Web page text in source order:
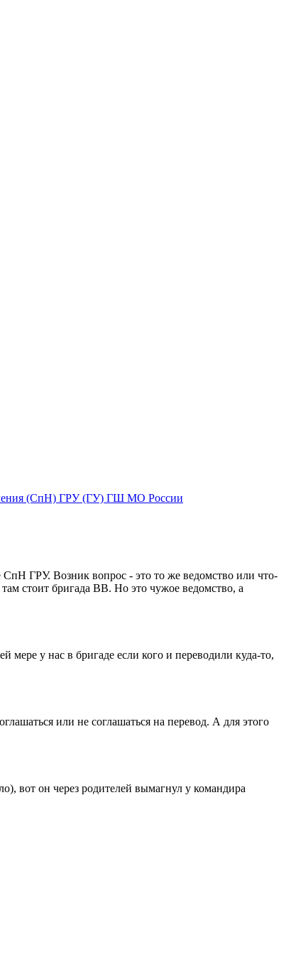
(СпН) ГРУ (ГУ) ГШ МО России
ГРУ. Возник вопрос - это то же ведомство или что-
стоит бригада ВВ. Но это чужое ведомство, а
у нас в бригаде если кого и переводили куда-то,
или не соглашаться на перевод. А для этого
вот он через родителей вымагнул у командира